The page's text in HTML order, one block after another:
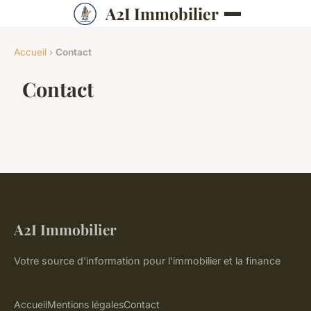
A2I Immobilier
Accueil › Contact
Contact
A2I Immobilier
Votre source d'information pour l'immobilier et la finance
AccueilMentions légalesContact